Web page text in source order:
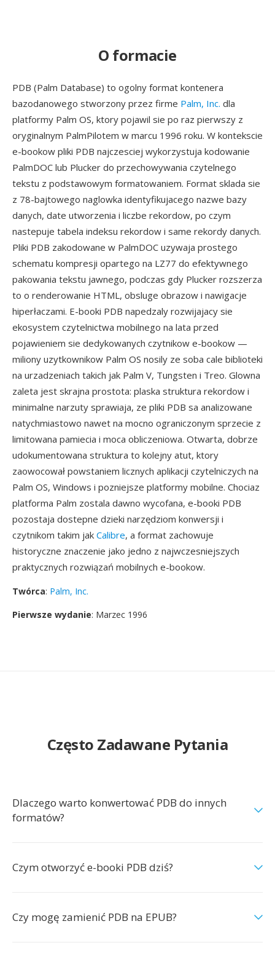
O formacie
PDB (Palm Database) to ogolny format kontenera
bazodanowego stworzony przez firme Palm, Inc. dla
platformy Palm OS, ktory pojawil sie po raz pierwszy z
oryginalnym PalmPilotem w marcu 1996 roku. W kontekscie
e-bookow pliki PDB najczesciej wykorzystuja kodowanie
PalmDOC lub Plucker do przechowywania czytelnego
tekstu z podstawowym formatowaniem. Format sklada sie
z 78-bajtowego naglowka identyfikujacego nazwe bazy
danych, date utworzenia i liczbe rekordow, po czym
nastepuje tabela indeksu rekordow i same rekordy danych.
Pliki PDB zakodowane w PalmDOC uzywaja prostego
schematu kompresji opartego na LZ77 do efektywnego
pakowania tekstu jawnego, podczas gdy Plucker rozszerza
to o renderowanie HTML, obsluge obrazow i nawigacje
hiperłaczami. E-booki PDB napedzaly rozwijajacy sie
ekosystem czytelnictwa mobilnego na lata przed
pojawieniem sie dedykowanych czytnikow e-bookow —
miliony uzytkownikow Palm OS nosily ze soba cale biblioteki
na urzadzeniach takich jak Palm V, Tungsten i Treo. Glowna
zaleta jest skrajna prostota: plaska struktura rekordow i
minimalne narzuty sprawiaja, ze pliki PDB sa analizowane
natychmiastowo nawet na mocno ograniczonym sprzecie z
limitowana pamiecia i moca obliczeniowa. Otwarta, dobrze
udokumentowana struktura to kolejny atut, ktory
zaowocował powstaniem licznych aplikacji czytelniczych na
Palm OS, Windows i pozniejsze platformy mobilne. Chociaz
platforma Palm zostala dawno wycofana, e-booki PDB
pozostaja dostepne dzieki narzędziom konwersji i
czytnikom takim jak Calibre, a format zachowuje
historyczne znaczenie jako jedno z najwczesniejszych
praktycznych rozwiązań mobilnych e-bookow.
Twórca: Palm, Inc.
Pierwsze wydanie: Marzec 1996
Często Zadawane Pytania
Dlaczego warto konwertować PDB do innych
formatów?
Czym otworzyć e-booki PDB dziś?
Czy mogę zamienić PDB na EPUB?